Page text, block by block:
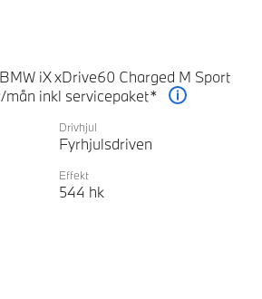
iX xDrive60 Charged M Sport
inkl servicepaket*
Drivhjul
Fyrhjulsdriven
Effekt
544 hk